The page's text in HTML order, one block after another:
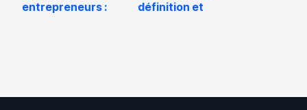
entrepreneurs :
définition et